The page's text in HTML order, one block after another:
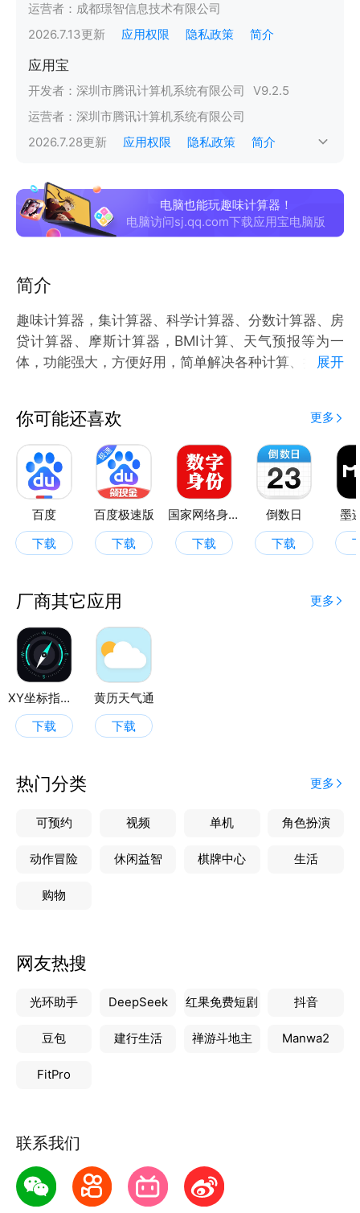
运营者： 成都璟智信息技术有限公司
2026.7.13更新 应用权限 隐私政策 简介
应用宝
开发者： 深圳市腾讯计算机系统有限公司 V9.2.5
运营者： 深圳市腾讯计算机系统有限公司
2026.7.28更新 应用权限 隐私政策 简介
电脑也能玩趣味计算器！
电脑访问sj.qq.com下载应用宝电脑版
简介
趣味计算器，集计算器、科学计算器、分数计算器、房
贷计算器、摩斯计算器，BMI计算、天气预报等为一
体，功能强大，方便好用，简单解决各种计算、换算的
数计算，幂计算，阶乘计算，角度弧度切换等。
BMI计算器：计算身体质量指数。
分数计算器：包括分数与分数的加减乘除，结果包括分
数结果外和转化的小数结果。
房贷计算器：包括商业、公积金、组合贷，支持查看明
细。
摩斯计算器：包括摩斯密码的解密和加密。
展开
你可能还喜欢 更多
百度
下载
百度极速版
下载
国家网络身份认证
下载
倒数日
下载
墨
厂商其它应用 更多
XY坐标指南针
下载
黄历天气通
下载
热门分类 更多
可预约 视频 单机 角色扮演
动作冒险 休闲益智 棋牌中心 生活
购物
网友热搜
光环助手 DeepSeek 红果免费短剧 抖音
豆包 建行生活 禅游斗地主 Manwa2
FitPro
联系我们